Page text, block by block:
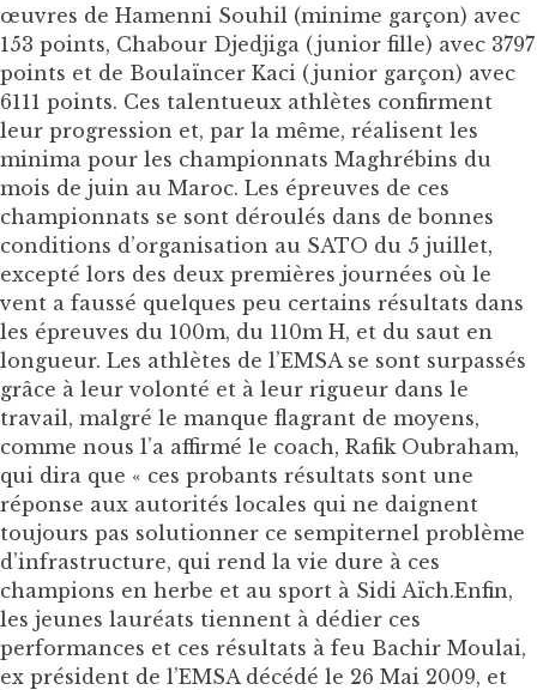
œuvres de Hamenni Souhil (minime garçon) avec
153 points, Chabour Djedjiga (junior fille) avec 3797
points et de Boulaïncer Kaci (junior garçon) avec
6111 points. Ces talentueux athlètes confirment
leur progression et, par la même, réalisent les
minima pour les championnats Maghrébins du
mois de juin au Maroc. Les épreuves de ces
championnats se sont déroulés dans de bonnes
conditions d’organisation au SATO du 5 juillet,
excepté lors des deux premières journées où le
vent a faussé quelques peu certains résultats dans
les épreuves du 100m, du 110m H, et du saut en
longueur. Les athlètes de l’EMSA se sont surpassés
grâce à leur volonté et à leur rigueur dans le
travail, malgré le manque flagrant de moyens,
comme nous l’a affirmé le coach, Rafik Oubraham,
qui dira que « ces probants résultats sont une
réponse aux autorités locales qui ne daignent
toujours pas solutionner ce sempiternel problème
d’infrastructure, qui rend la vie dure à ces
champions en herbe et au sport à Sidi Aïch.Enfin,
les jeunes lauréats tiennent à dédier ces
performances et ces résultats à feu Bachir Moulai,
ex président de l’EMSA décédé le 26 Mai 2009, et